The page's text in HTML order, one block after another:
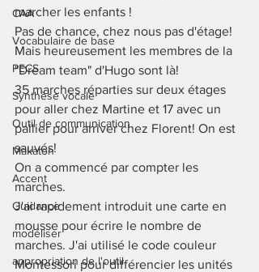
CAA
Vocabulaire de base
PECS
Synthèse vocale
Outil de communication
Makaton
Accent
Guidance
modéliser
appropriation de l'outil
marcher les enfants !
Pas de chance, chez nous pas d'étage!
Mais heureusement les membres de la
"Dream team" d'Hugo sont là!
35 marches réparties sur deux étages
pour aller chez Martine et 17 avec un
pallier pour arriver chez Florent! On est
sauvés!
On a commencé par compter les
marches.
J'ai rapidement introduit une carte en
mousse pour écrire le nombre de
marches. J'ai utilisé le code couleur
Montessori pour différencier les unités